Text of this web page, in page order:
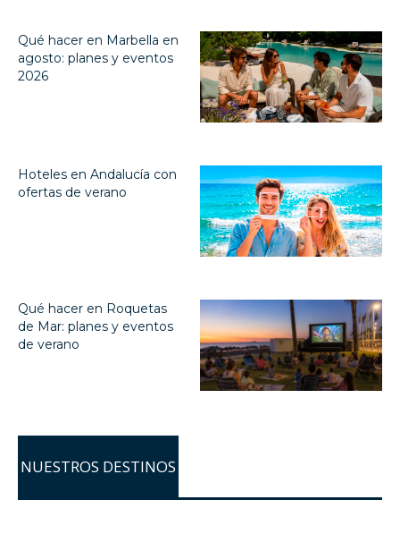
Qué hacer en Marbella en
agosto: planes y eventos
2026
Hoteles en Andalucía con
ofertas de verano
Qué hacer en Roquetas
de Mar: planes y eventos
de verano
NUESTROS DESTINOS